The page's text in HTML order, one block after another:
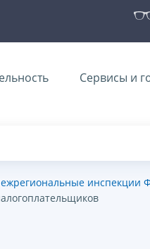
Сервисы и
инспекции